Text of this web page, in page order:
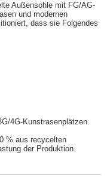
Außensohle mit FG/AG-
und modernen
dass sie Folgendes
4G-Kunstrasenplätzen.
% aus recycelten
der Produktion.